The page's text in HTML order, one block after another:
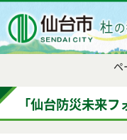
ペ
「仙台防災未来